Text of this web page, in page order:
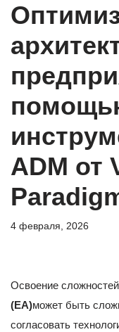
ADM от
4 февраля, 2026
Освоение сложностей
(EA)может быть
согласовать